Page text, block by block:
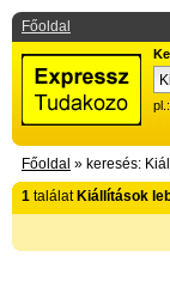
Főoldal
Főoldal » keresés:
1 találat Kiállítások